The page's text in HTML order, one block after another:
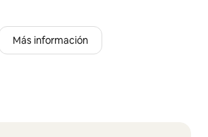
Más información